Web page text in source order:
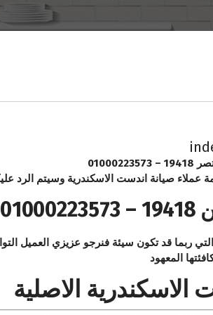
صيانة اندست الاسكندرية وسيتم الرد
ربما يوفر عليكم عناء التجربة التي ربما قد تكون سيئة فنرجو
المعهود
الاصلية